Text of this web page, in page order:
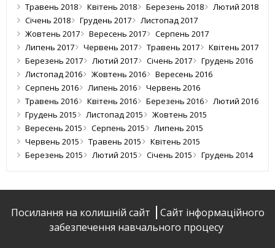
Травень 2018
Квітень 2018 Березень 2018
Лютий 2018
Січень 2018
Грудень 2017
Листопад 2017
Жовтень 2017
Вересень 2017
Серпень 2017
Липень 2017
Червень 2017 Травень 2017
Квітень 2017
Березень 2017
Лютий 2017 Січень 2017
Грудень 2016
Листопад 2016
Жовтень 2016
Вересень 2016
Серпень 2016
Липень 2016
Червень 2016
Травень 2016
Квітень 2016 Березень 2016
Лютий 2016
Грудень 2015
Листопад 2015
Жовтень 2015
Вересень 2015
Серпень 2015
Липень 2015
Червень 2015
Травень 2015
Квітень 2015
Березень 2015
Лютий 2015 Січень 2015 Грудень 2014
Посилання на колишній сайт
Сайт інформаційного
забезпечення навчального процесу